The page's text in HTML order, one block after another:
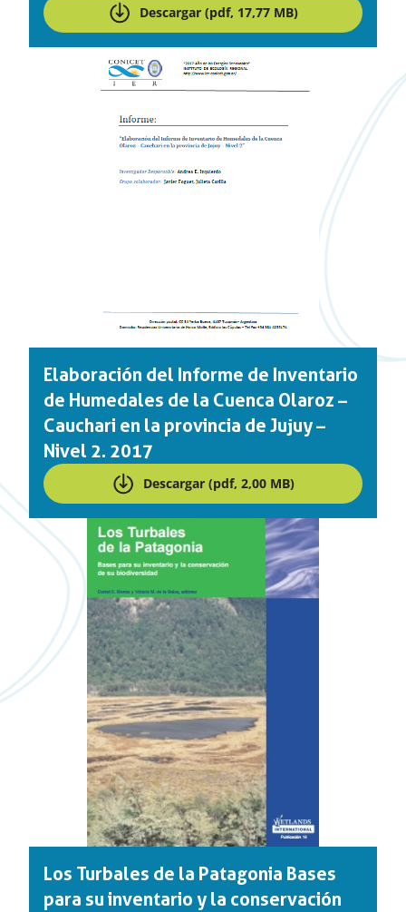
Descargar (pdf, 17,77 MB)
Elaboración del Informe de Inventario
de Humedales de la Cuenca Olaroz –
Cauchari en la provincia de Jujuy –
Nivel 2. 2017
Descargar (pdf, 2,00 MB)
Los Turbales de la Patagonia Bases
para su inventario y la conservación